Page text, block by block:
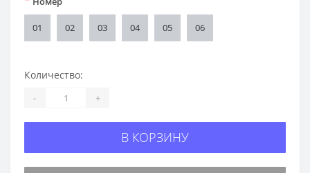
01 02 03 04 05 06
Количество:
- +
В КОРЗИНУ